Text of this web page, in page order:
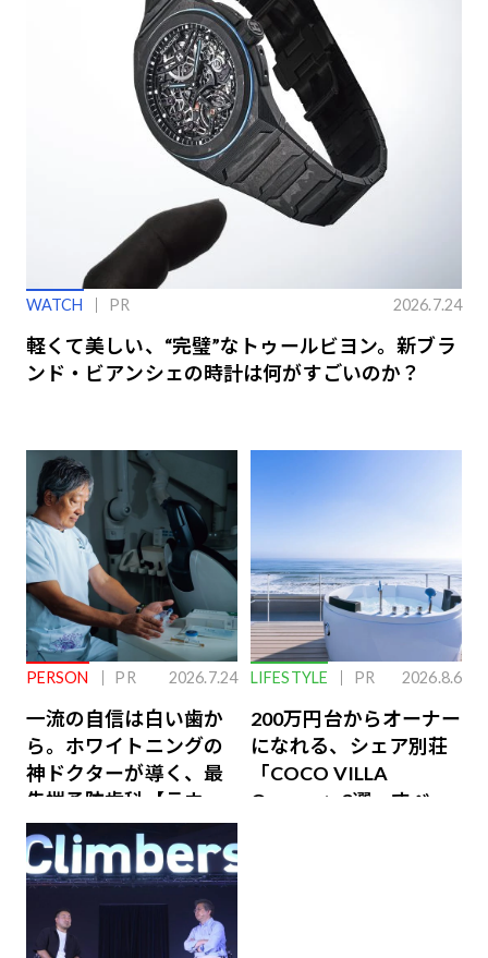
WATCH PR 2026.7.24
軽くて美しい、“完璧”なトゥールビヨン。新ブラ
ンド・ビアンシェの時計は何がすごいのか？
PERSON PR 2026.7.24
一流の自信は白い歯か
ら。ホワイトニングの
神ドクターが導く、最
先端予防歯科【ラウン
ジ会員特典あり】
LIFESTYLE PR 2026.8.6
200万円台からオーナー
になれる、シェア別荘
「COCO VILLA
Owners」3選。すべて